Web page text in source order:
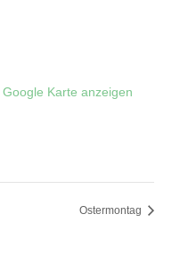
Google Karte anzeigen
Ostermontag